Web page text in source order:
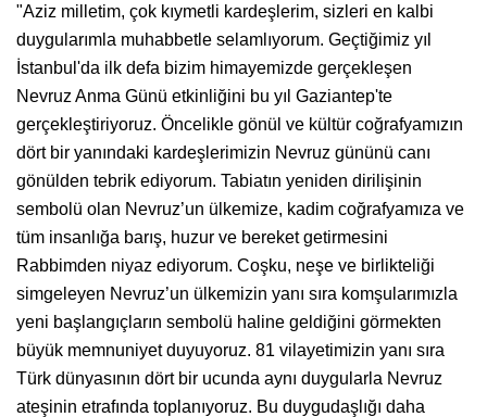
"Aziz milletim, çok kıymetli kardeşlerim, sizleri en kalbi
duygularımla muhabbetle selamlıyorum. Geçtiğimiz yıl
İstanbul'da ilk defa bizim himayemizde gerçekleşen
Nevruz Anma Günü etkinliğini bu yıl Gaziantep'te
gerçekleştiriyoruz. Öncelikle gönül ve kültür coğrafyamızın
dört bir yanındaki kardeşlerimizin Nevruz gününü canı
gönülden tebrik ediyorum. Tabiatın yeniden dirilişinin
sembolü olan Nevruz’un ülkemize, kadim coğrafyamıza ve
tüm insanlığa barış, huzur ve bereket getirmesini
Rabbimden niyaz ediyorum. Coşku, neşe ve birlikteliği
simgeleyen Nevruz’un ülkemizin yanı sıra komşularımızla
yeni başlangıçların sembolü haline geldiğini görmekten
büyük memnuniyet duyuyoruz. 81 vilayetimizin yanı sıra
Türk dünyasının dört bir ucunda aynı duygularla Nevruz
ateşinin etrafında toplanıyoruz. Bu duygudaşlığı daha